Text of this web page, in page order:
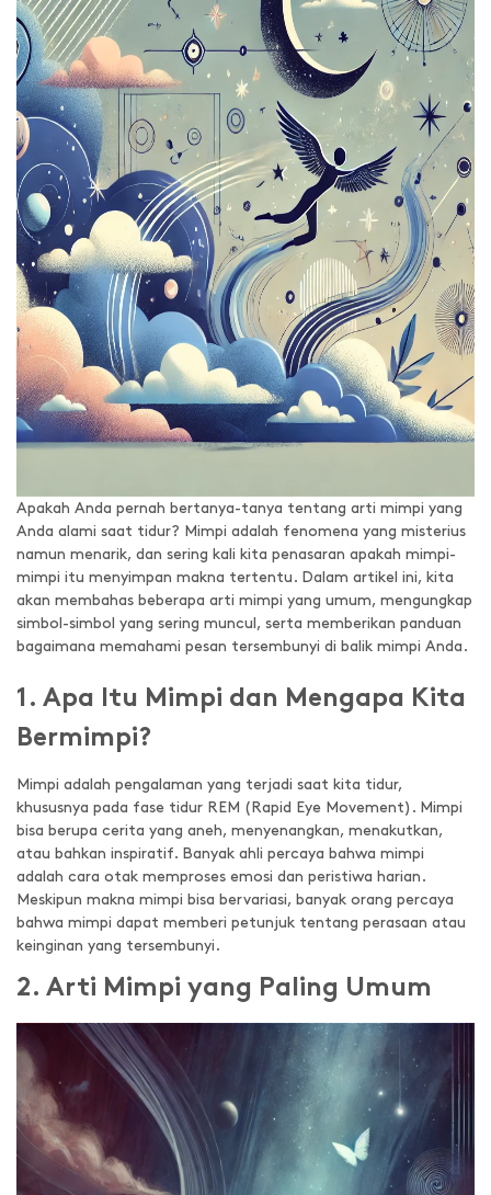
Apakah Anda pernah bertanya-tanya tentang arti mimpi yang
Anda alami saat tidur? Mimpi adalah fenomena yang misterius
namun menarik, dan sering kali kita penasaran apakah mimpi-
mimpi itu menyimpan makna tertentu. Dalam artikel ini, kita
akan membahas beberapa arti mimpi yang umum, mengungkap
simbol-simbol yang sering muncul, serta memberikan panduan
bagaimana memahami pesan tersembunyi di balik mimpi Anda.
1. Apa Itu Mimpi dan Mengapa Kita
Bermimpi?
Mimpi adalah pengalaman yang terjadi saat kita tidur,
khususnya pada fase tidur REM (Rapid Eye Movement). Mimpi
bisa berupa cerita yang aneh, menyenangkan, menakutkan,
atau bahkan inspiratif. Banyak ahli percaya bahwa mimpi
adalah cara otak memproses emosi dan peristiwa harian.
Meskipun makna mimpi bisa bervariasi, banyak orang percaya
bahwa mimpi dapat memberi petunjuk tentang perasaan atau
keinginan yang tersembunyi.
2. Arti Mimpi yang Paling Umum